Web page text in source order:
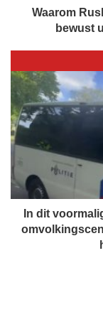
w
n
t
:
d
z
Waarom
bewust
d
i
t
o
o
r
In dit